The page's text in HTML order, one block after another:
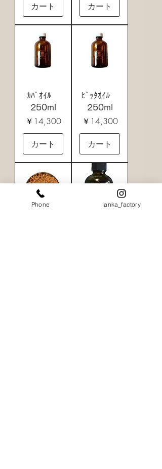
カート カート
ｶﾊﾟｵｲﾙ
250ml
価格
￥14,300
カート
ﾋﾟｯﾀｵｲﾙ
250ml
価格
￥14,300
カート
Phone lanka_factory